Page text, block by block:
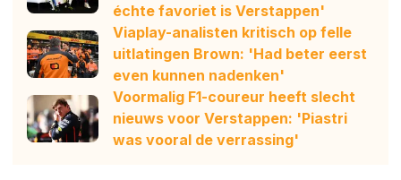
échte favoriet is Verstappen'
Viaplay-analisten kritisch op felle
uitlatingen Brown: 'Had beter eerst
even kunnen nadenken'
Voormalig F1-coureur heeft slecht
nieuws voor Verstappen: 'Piastri
was vooral de verrassing'